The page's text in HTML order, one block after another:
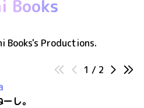
Books
Books's Productions.
1 / 2
し。